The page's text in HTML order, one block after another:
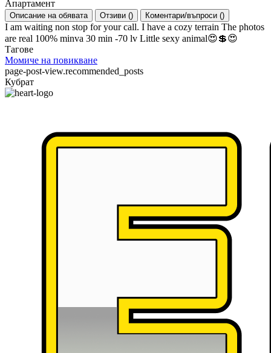
Апартамент
Описание на обявата Отзиви () Коментари/въпроси ()
I am waiting non stop for your call. I have a cozy terrain The photos
are real 100% minva 30 min -70 lv Little sexy animal😍💲😍
Тагове
Момиче на повикване
page-post-view.recommended_posts
Кубрат